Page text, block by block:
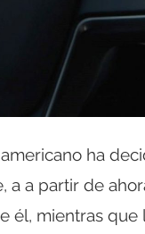
ha
a a partir de
él, mientras